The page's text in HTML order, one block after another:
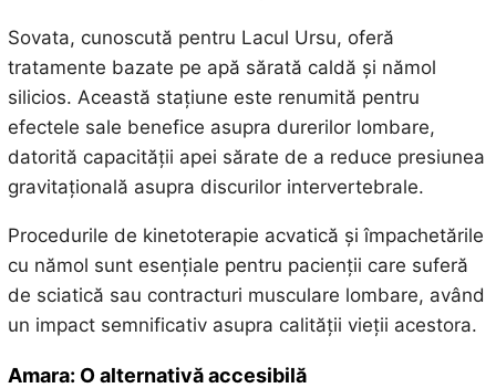
Sovata, cunoscută pentru Lacul Ursu, oferă
tratamente bazate pe apă sărată caldă și nămol
silicios. Această stațiune este renumită pentru
efectele sale benefice asupra durerilor lombare,
datorită capacității apei sărate de a reduce presiunea
gravitațională asupra discurilor intervertebrale.
Procedurile de kinetoterapie acvatică și împachetările
cu nămol sunt esențiale pentru pacienții care suferă
de sciatică sau contracturi musculare lombare, având
un impact semnificativ asupra calității vieții acestora.
Amara: O alternativă accesibilă